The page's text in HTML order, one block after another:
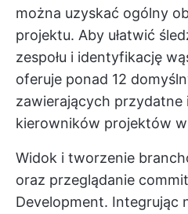
można uzyskać ogólny
projektu. Aby ułatwić
zespołu i identyfikację
oferuje ponad 12
zawierających przydatne
kierowników projektów
Widok i tworzenie
oraz przeglądanie
Development. Integrując